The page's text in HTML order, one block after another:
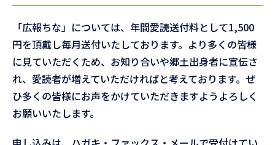
「広報ちな」については、年間愛読送付料として1,500
円を頂戴し毎月送付いたしております。より多くの皆様
に見ていただくため、お知り合いや郷土出身者に宣伝さ
れ、愛読者が増えていただければと考えております。ぜ
ひ多くの皆様にお声をかけていただきますようよろしく
お願いいたします。